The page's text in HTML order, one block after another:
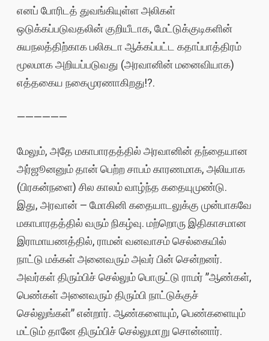
எனப் போரிடத் துவங்கியுள்ள அலிகள்
ஒடுக்கப்படுவதலின் குறியீடாக, மேட்டுக்குடிகளின்
சுயநலத்திற்காக பலிகடா ஆக்கப்பட்ட கதாப்பாத்திரம்
மூலமாக அறியப்படுவது (அரவானின் மனைவியாக)
எத்தகைய நகைமுரணாகிறது!?.
——————
மேலும், அதே மகாபாரதத்தில் அரவானின் தந்தையான
அர்ஜூனனும் தான் பெற்ற சாபம் காரணமாக, அலியாக
(பிரகன்நளை) சில காலம் வாழ்ந்த கதையுமுண்டு.
இது, அரவான் – மோகினி கதையாடலுக்கு முன்பாகவே
மகாபாரதத்தில் வரும் நிகழ்வு. மற்றொரு இதிகாசமான
இராமாயணத்தில், ராமன் வனவாசம் செல்கையில்
நாட்டு மக்கள் அனைவரும் அவர் பின் சென்றனர்.
அவர்கள் திரும்பிச் செல்லும் பொருட்டு ராமர் ”ஆண்கள்,
பெண்கள் அனைவரும் திரும்பி நாட்டுக்குச்
செல்லுங்கள்” என்றார். ஆண்களையும், பெண்களையும்
மட்டும் தானே திரும்பிச் செல்லுமாறு சொன்னார்.